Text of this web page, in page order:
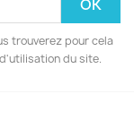
trouverez pour cela
du site.